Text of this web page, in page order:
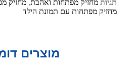
תגיות מחזיק מפתחות ואהבת, מחזיק
מחזיק מפתחות עם תמונת הילד
מוצרים